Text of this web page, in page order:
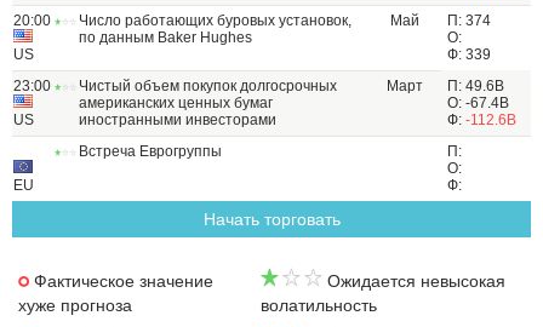
20:00
US
Число работающих буровых установок,
по данным Baker Hughes
Май
П: 374
О:
Ф: 339
23:00
US
Чистый объем покупок долгосрочных
американских ценных бумаг
иностранными инвесторами
Март
П: 49.6B
О: -67.4B
Ф: -112.6B
EU
Встреча Еврогруппы
П:
О:
Ф:
Начать торговать
Фактическое значение
хуже прогноза
Ожидается невысокая
волатильность